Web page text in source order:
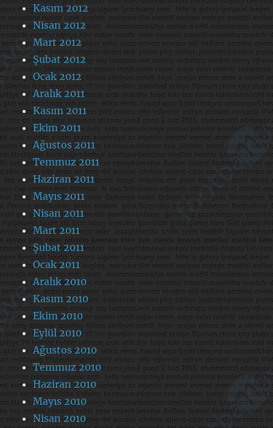
Kasım 2012
Nisan 2012
Mart 2012
Şubat 2012
Ocak 2012
Aralık 2011
Kasım 2011
Ekim 2011
Ağustos 2011
Temmuz 2011
Haziran 2011
Mayıs 2011
Nisan 2011
Mart 2011
Şubat 2011
Ocak 2011
Aralık 2010
Kasım 2010
Ekim 2010
Eylül 2010
Ağustos 2010
Temmuz 2010
Haziran 2010
Mayıs 2010
Nisan 2010